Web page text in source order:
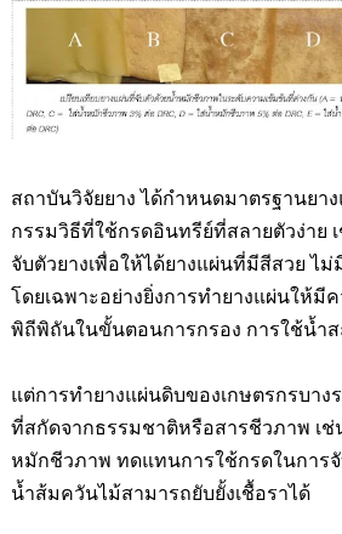
สถาบันวิจัยยาง ได้กำหนดมาตรฐานย
กรรมวิธีที่ใช้กรดอินทรีย์ที่สลายตัวง่าย
จับตัวยางเพื่อให้ได้ยางแผ่นที่มีสีสวย ไ
โดยเฉพาะอย่างยิ่งการทำยางแผ่นให้มี
พิถีพิถันในขั้นตอนการกรอง การใช้น้ำ
แต่การทำยางแผ่นดิบของเกษตรกรบาง
ที่สกัดจากธรรมชาติหรือสารชีวภาพ เ
หมักชีวภาพ ทดแทนการใช้กรดในการจั
น้ำส้มควันไม้สามารถยับยั้งเชื้อราได้